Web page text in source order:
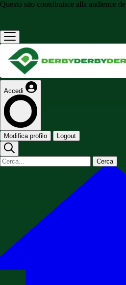
Questo sito contribuisce alla audience de
Accedi
Modifica profilo Logout
Cerca